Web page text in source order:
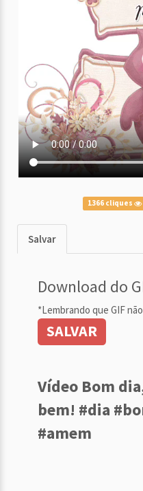
1366 cliques
Salvar
Download do
*Lembrando que GIF
SALVAR
Vídeo Bom
bem! #dia
#amem